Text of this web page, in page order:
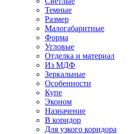
Темные
Размер
Малогабаритные
Форма
Угловые
Отделка и материал
Из МДФ
Зеркальные
Особенности
Купе
Эконом
Назначение
В коридор
Для узкого коридора